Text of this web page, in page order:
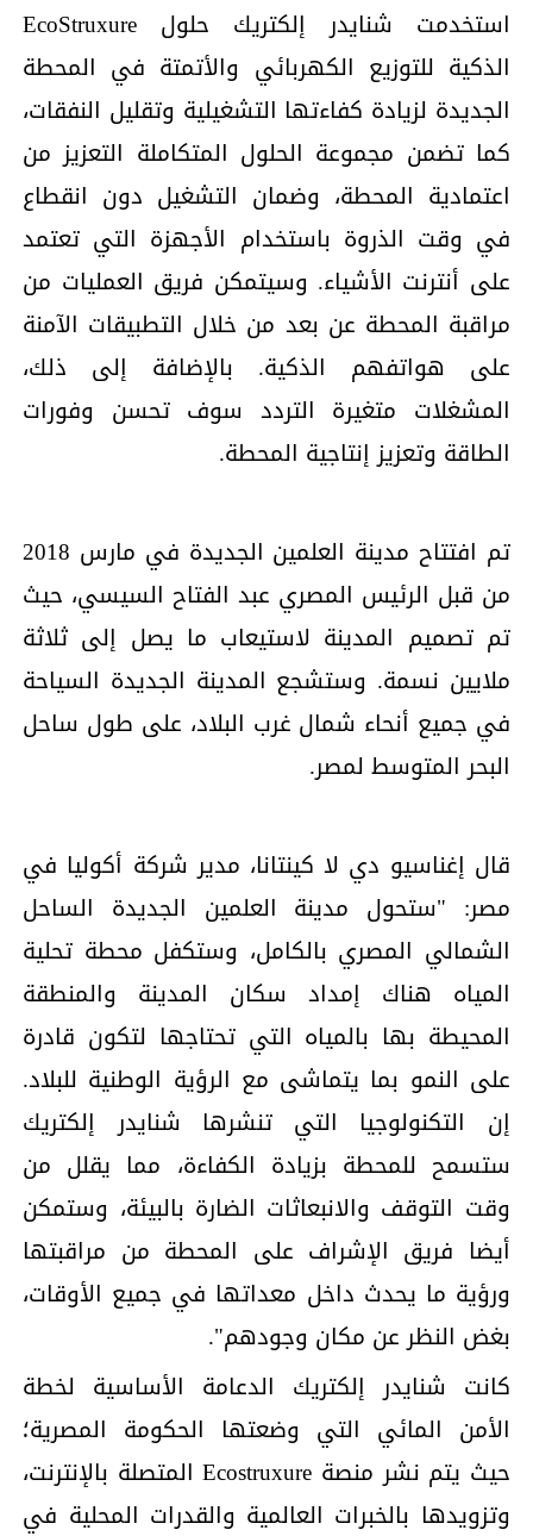
استخدمت شنايدر إلكتريك حلول EcoStruxure
الذكية للتوزيع الكهربائي والأتمتة في المحطة
الجديدة لزيادة كفاءتها التشغيلية وتقليل النفقات،
كما تضمن مجموعة الحلول المتكاملة التعزيز من
اعتمادية المحطة، وضمان التشغيل دون انقطاع
في وقت الذروة باستخدام الأجهزة التي تعتمد
على أنترنت الأشياء. وسيتمكن فريق العمليات من
مراقبة المحطة عن بعد من خلال التطبيقات الآمنة
على هواتفهم الذكية. بالإضافة إلى ذلك،
المشغلات متغيرة التردد سوف تحسن وفورات
الطاقة وتعزيز إنتاجية المحطة.
تم افتتاح مدينة العلمين الجديدة في مارس 2018
من قبل الرئيس المصري عبد الفتاح السيسي، حيث
تم تصميم المدينة لاستيعاب ما يصل إلى ثلاثة
ملايين نسمة. وستشجع المدينة الجديدة السياحة
في جميع أنحاء شمال غرب البلاد، على طول ساحل
البحر المتوسط لمصر.
قال إغناسيو دي لا كينتانا، مدير شركة أكوليا في
مصر: "ستحول مدينة العلمين الجديدة الساحل
الشمالي المصري بالكامل، وستكفل محطة تحلية
المياه هناك إمداد سكان المدينة والمنطقة
المحيطة بها بالمياه التي تحتاجها لتكون قادرة
على النمو بما يتماشى مع الرؤية الوطنية للبلاد.
إن التكنولوجيا التي تنشرها شنايدر إلكتريك
ستسمح للمحطة بزيادة الكفاءة، مما يقلل من
وقت التوقف والانبعاثات الضارة بالبيئة، وستمكن
أيضا فريق الإشراف على المحطة من مراقبتها
ورؤية ما يحدث داخل معداتها في جميع الأوقات،
بغض النظر عن مكان وجودهم".
كانت شنايدر إلكتريك الدعامة الأساسية لخطة
الأمن المائي التي وضعتها الحكومة المصرية؛
حيث يتم نشر منصة Ecostruxure المتصلة بالإنترنت،
وتزويدها بالخبرات العالمية والقدرات المحلية في